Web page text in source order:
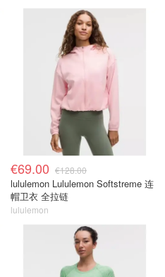
€69.00 €128.00
lululemon Lululemon Softstreme 连
帽卫衣 全拉链
lululemon